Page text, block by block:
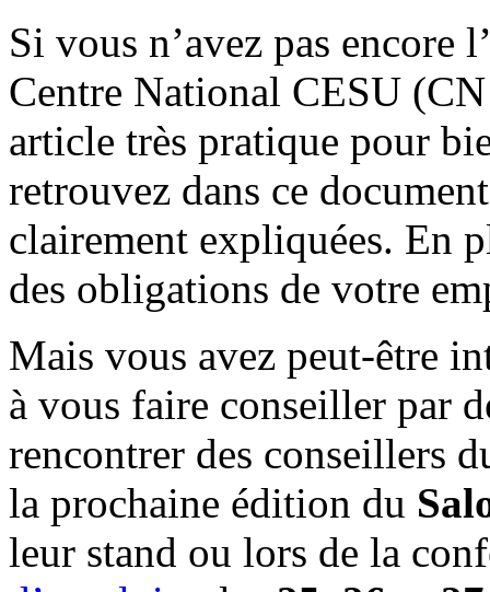
Si vous n’avez pas encore
Centre National CESU
article très pratique pour
retrouvez dans ce
clairement expliquées. En
des obligations de votre
Mais vous avez peut-être
à vous faire conseiller par
rencontrer des conseillers
la prochaine édition du
leur stand ou lors de la